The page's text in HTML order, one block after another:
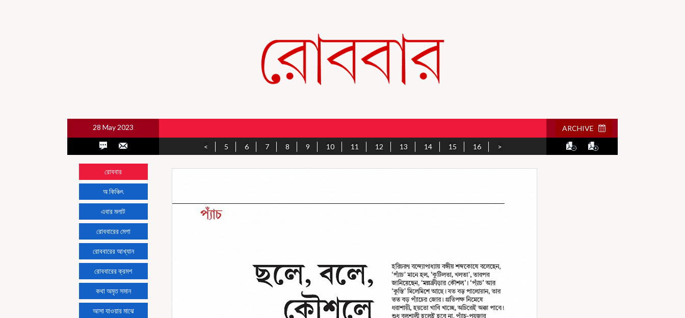
28 May 2023 ARCHIVE
< 5 6 7 8 9 10 11 12 13 14 15 16 >
রোববার
অ কিঞ্চিৎ
এবার মলাট
রোববারের মেগা
রোববারের আখ্যান
রোববারের ক্রমশ
কথা অমৃত সমান
আসা যাওয়ার মাঝে